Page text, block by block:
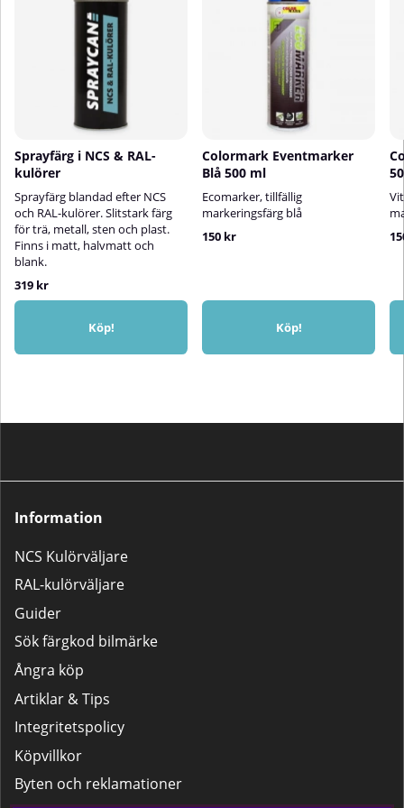
Sprayfärg i NCS & RAL-
kulörer
Sprayfärg blandad efter NCS
och RAL-kulörer. Slitstark färg
för trä, metall, sten och plast.
Finns i matt, halvmatt och
blank.
319 kr
Köp!
Colormark Eventmarker
Blå 500 ml
Ecomarker, tillfällig
markeringsfärg blå
150 kr
Köp!
Information
NCS Kulörväljare
RAL-kulörväljare
Guider
Sök färgkod bilmärke
Ångra köp
Artiklar & Tips
Integritetspolicy
Köpvillkor
Byten och reklamationer